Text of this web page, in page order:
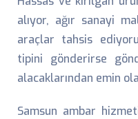
alıyor, ağır sanayi
araçlar tahsis
tipini gönderirse
alacaklarından emin
Samsun ambar